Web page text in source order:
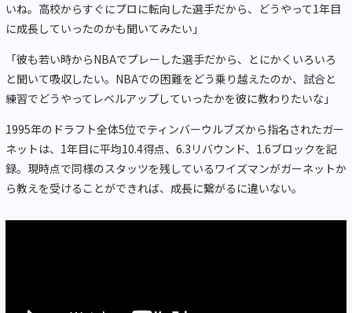
いね。高校からすぐにプロに転向した選手だから、どうやって1年目
に成長していったのかも聞いてみたい」
「彼も若い時からNBAでプレーした選手だから、とにかくいろいろ
と聞いて吸収したい。NBAでの困難をどう乗り越えたのか、試合と
練習でどうやってレベルアップしていったかを彼に教わりたいな」
1995年のドラフト全体5位でティンバーウルブズから指名されたガー
ネットは、1年目に平均10.4得点、6.3リバウンド、1.6ブロックを記
録。現時点で同様のスタッツを残しているワイズマンがガーネットか
ら教えを受けることができれば、成長に繋がるに違いない。